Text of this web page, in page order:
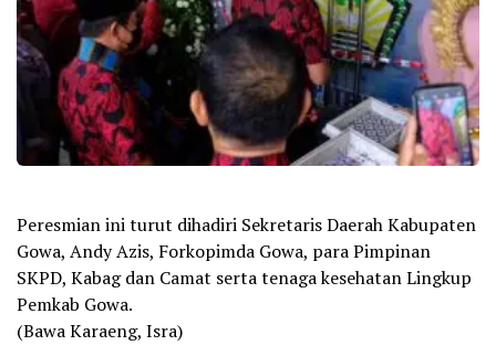
Peresmian ini turut dihadiri Sekretaris Daerah Kabupaten
Gowa, Andy Azis, Forkopimda Gowa, para Pimpinan
SKPD, Kabag dan Camat serta tenaga kesehatan Lingkup
Pemkab Gowa.
(Bawa Karaeng, Isra)